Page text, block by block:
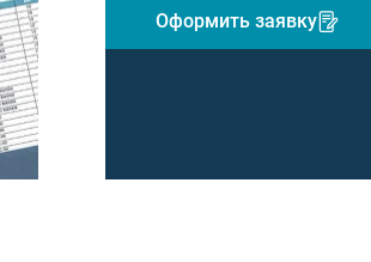
Оформить заявку